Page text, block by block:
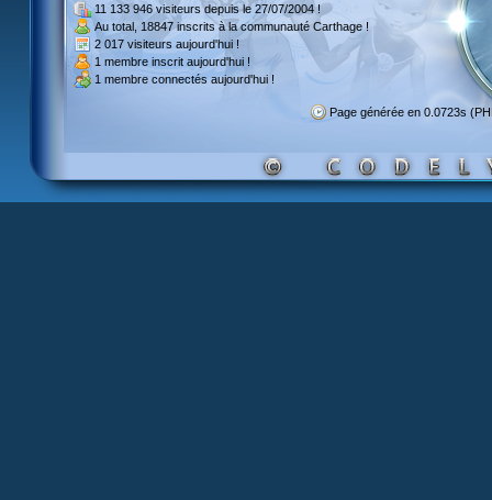
11 133 946 visiteursdepuis le 27/07/2004 !
Au total, 18847 inscritsà la communauté Carthage !
2 017 visiteurs aujourd'hui !
1 membre inscrit aujourd'hui !
1 membre connectés aujourd'hui !
Page générée en 0.0723s